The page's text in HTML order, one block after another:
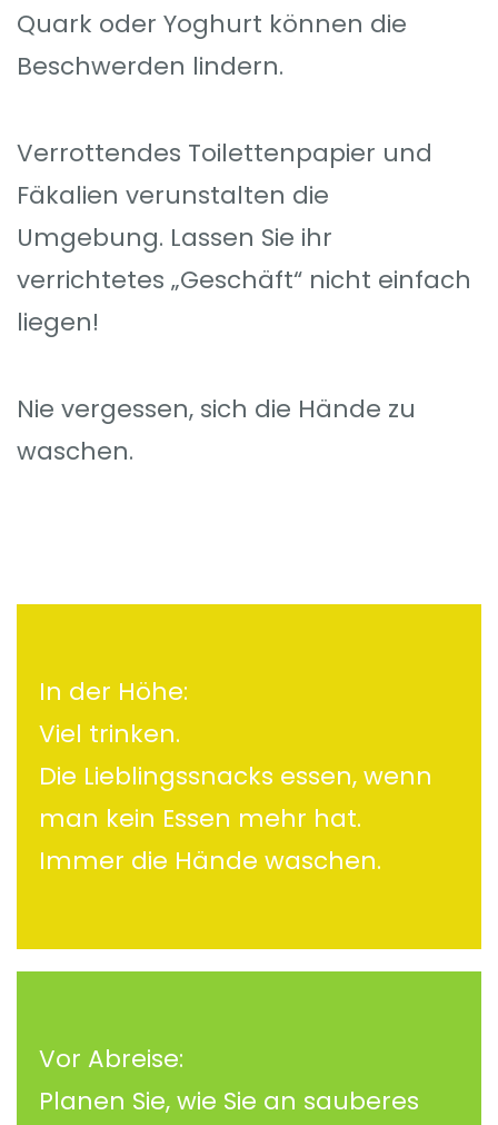
Quark oder Yoghurt können die
Beschwerden lindern.
Verrottendes Toilettenpapier und
Fäkalien verunstalten die
Umgebung. Lassen Sie ihr
verrichtetes „Geschäft“ nicht einfach
liegen!
Nie vergessen, sich die Hände zu
waschen.
In der Höhe:
Viel trinken.
Die Lieblingssnacks essen, wenn
man kein Essen mehr hat.
Immer die Hände waschen.
Vor Abreise:
Planen Sie, wie Sie an sauberes